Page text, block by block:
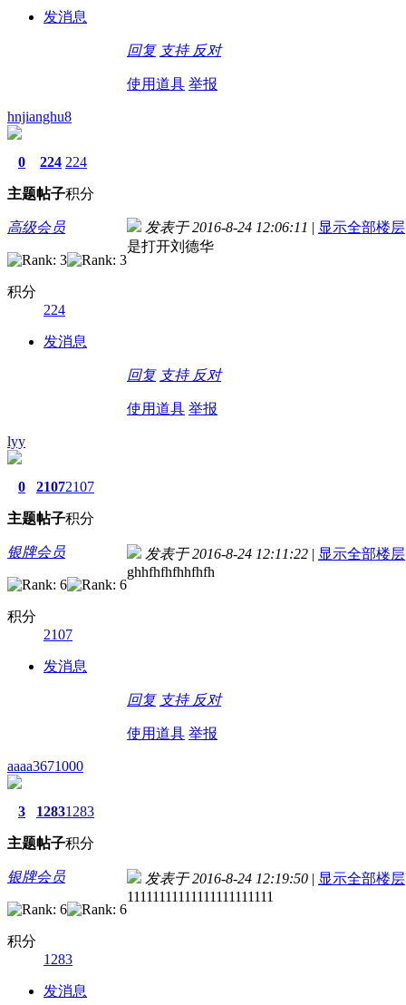
发消息
回复 支持 反对
使用道具 举报
hnjianghu8
0
主题
224
帖子
224
积分
高级会员
积分
224
发消息
发表于 2016-8-24 12:06:11 | 显示全部楼层
是打开刘德华
回复 支持 反对
使用道具 举报
lyy
0
主题
2107
帖子
2107
积分
银牌会员
积分
2107
发消息
发表于 2016-8-24 12:11:22 | 显示全部楼层
ghhfhfhfhhfhfh
回复 支持 反对
使用道具 举报
aaaa3671000
3
主题
1283
帖子
1283
积分
银牌会员
积分
1283
发消息
发表于 2016-8-24 12:19:50 | 显示全部楼层
11111111111111111111111